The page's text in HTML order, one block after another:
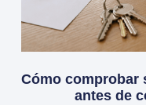
Cómo comprobar
antes de